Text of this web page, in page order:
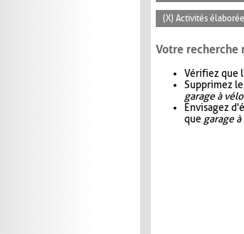
(X) Activités
Votre recherche
Vérifiez que
Supprimez
garage à vélo
Envisagez
que garage